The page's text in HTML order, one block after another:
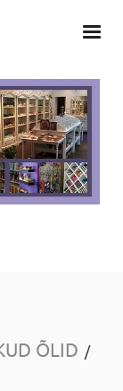
ÕLID /